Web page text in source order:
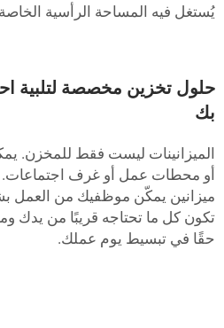
يُستغل فيه المساحة الرأسية
حلول تخزين مخصصة لتلبية
بك
الميزانينات ليست فقط للمخزن.
أو محطات عمل أو غرف اجتماعات.
ميزانين يمكّن موظفيك من العمل
تكون كل ما تحتاجه قريبًا من يدك
حقًا في تبسيط يوم عملك.